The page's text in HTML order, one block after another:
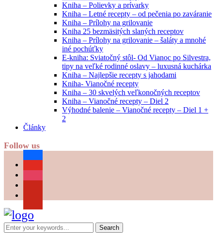
Kniha – Polievky a prívarky
Kniha – Letné recepty – od pečenia po zaváranie
Kniha – Prílohy na grilovanie
Kniha 25 bezmäsitých slaných receptov
Kniha – Prílohy na grilovanie – šaláty a mnohé
iné pochúťky
E-kniha: Sviatočný stôl- Od Vianoc po Silvestra,
tipy na veľké rodinné oslavy – luxusná kuchárka
Kniha – Najlepšie recepty s jahodami
Kniha- Vianočné recepty
Kniha – 30 skvelých veľkonočných receptov
Kniha – Vianočné recepty – Diel 2
Výhodné balenie – Vianočné recepty – Diel 1 +
2
Články
Follow us